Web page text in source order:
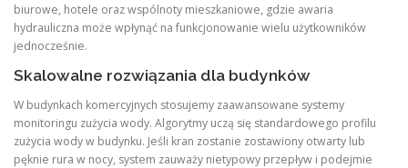
biurowe, hotele oraz wspólnoty mieszkaniowe, gdzie awaria
hydrauliczna może wpłynąć na funkcjonowanie wielu użytkowników
jednocześnie.
Skalowalne rozwiązania dla budynków
W budynkach komercyjnych stosujemy zaawansowane systemy
monitoringu zużycia wody. Algorytmy uczą się standardowego profilu
zużycia wody w budynku. Jeśli kran zostanie zostawiony otwarty lub
pęknie rura w nocy, system zauważy nietypowy przepływ i podejmie